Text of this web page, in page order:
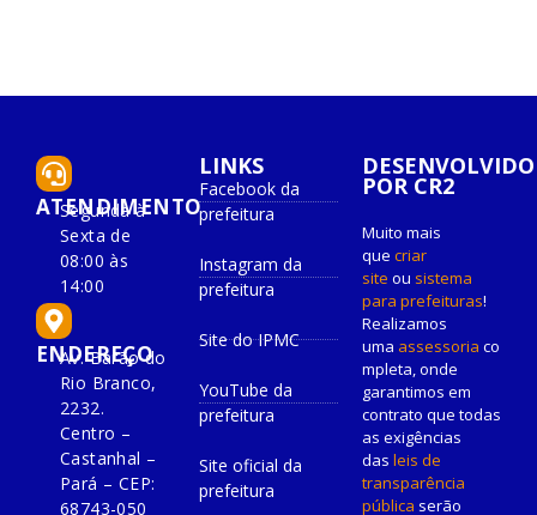
ATENDIMENTO
Segunda à
Sexta de
08:00 às
14:00
ENDEREÇO
Av. Barão do
Rio Branco,
2232.
Centro –
Castanhal –
Pará – CEP:
68743-050
LINKS
Facebook da
prefeitura
Instagram da
prefeitura
Site do IPMC
YouTube da
prefeitura
Site oficial da
prefeitura
DESENVOLVIDO
POR CR2
Muito mais
que criar
site ou sistema
para prefeituras!
Realizamos
uma assessoria co
mpleta, onde
garantimos em
contrato que todas
as exigências
das leis de
transparência
pública serão